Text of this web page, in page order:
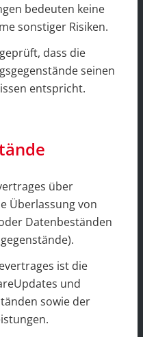
bedeuten keine
sonstiger Risiken.
dass die
seinen
entspricht.
über
Überlassung von
Datenbeständen
ist die
und
sowie der